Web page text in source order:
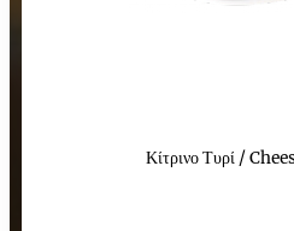
Κίτρινο Τυρί /